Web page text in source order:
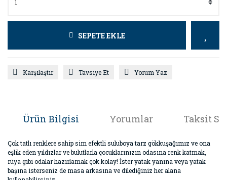
SEPETE EKLE
Karşılaştır Tavsiye Et Yorum Yaz
Ürün Bilgisi Yorumlar Taksit
Çok tatlı renklere sahip sim efektli suluboya tarz gökkuşağımız ve ona
eşlik eden yıldızlar ve bulutlarla çocuklarınızın odasına renk katmak,
rüya gibi odalar hazırlamak çok kolay! İster yatak yanına veya yatak
başına isterseniz de masa arkasına ve dilediğiniz her alana